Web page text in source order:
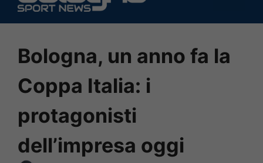
contenuto
Bologna, un anno fa la
Coppa Italia: i
protagonisti
dell’impresa oggi